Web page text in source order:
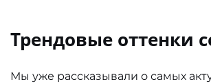
Трендовые оттенки
Мы уже рассказывали о самых